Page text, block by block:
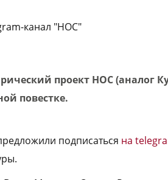
канал "НОС"
проект НОС (аналог
повестке.
подписаться на